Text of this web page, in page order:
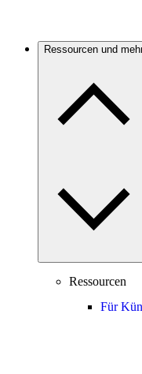
Ressourcen und
Ressourcen
Für